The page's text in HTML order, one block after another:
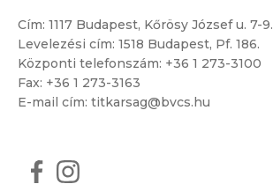
Cím: 1117 Budapest, Kőrösy József u. 7-9.
Levelezési cím: 1518 Budapest, Pf. 186.
Központi telefonszám: +36 1 273-3100
Fax: +36 1 273-3163
E-mail cím: titkarsag@bvcs.hu